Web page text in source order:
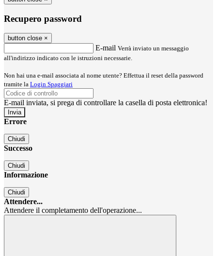
Recupero password
button close ×
E-mail Verrà inviato un messaggio
all'indirizzo indicato con le istruzioni necessarie.
Non hai una e-mail associata al nome utente? Effettua il reset della password
tramite la Login Spaggiari
E-mail inviata, si prega di controllare la casella di posta elettronica!
Errore
Chiudi
Successo
Chiudi
Informazione
Chiudi
Attendere...
Attendere il completamento dell'operazione...